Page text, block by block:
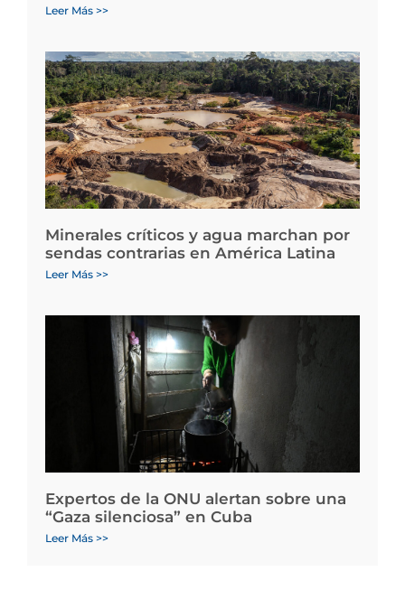
Leer Más >>
Minerales críticos y agua marchan por
sendas contrarias en América Latina
Leer Más >>
Expertos de la ONU alertan sobre una
“Gaza silenciosa” en Cuba
Leer Más >>